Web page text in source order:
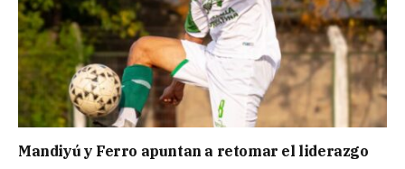
Mandiyú y Ferro apuntan a retomar el liderazgo